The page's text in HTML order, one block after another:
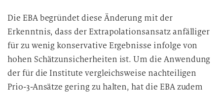
Die EBA begründet diese Änderung mit der
Erkenntnis, dass der Extrapolationsansatz anfälliger
für zu wenig konservative Ergebnisse infolge von
hohen Schätzunsicherheiten ist. Um die Anwendung
der für die Institute vergleichsweise nachteiligen
Prio-3-Ansätze gering zu halten, hat die EBA zudem